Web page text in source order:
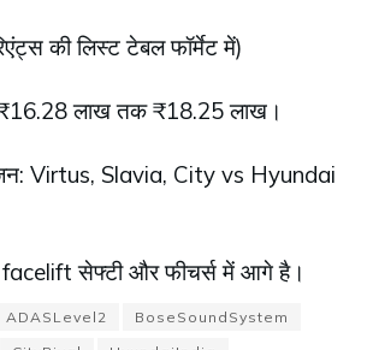
की लिस्ट टेबल फॉर्मेट में)
लाख तक ₹18.25 लाख।
Virtus, Slavia, City vs Hyundai
सेफ्टी और फीचर्स में आगे है।
ADASLevel2
BoseSoundSystem